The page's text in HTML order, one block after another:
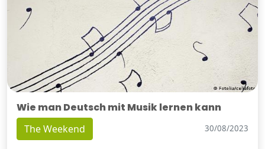
Wie man Deutsch mit Musik lernen kann
The Weekend 30/08/2023